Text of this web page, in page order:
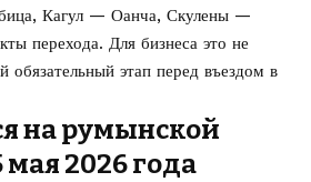
Кагул — Оанча, Скулены —
перехода. Для бизнеса это не
обязательный этап перед въездом в
на румынской
мая 2026 года